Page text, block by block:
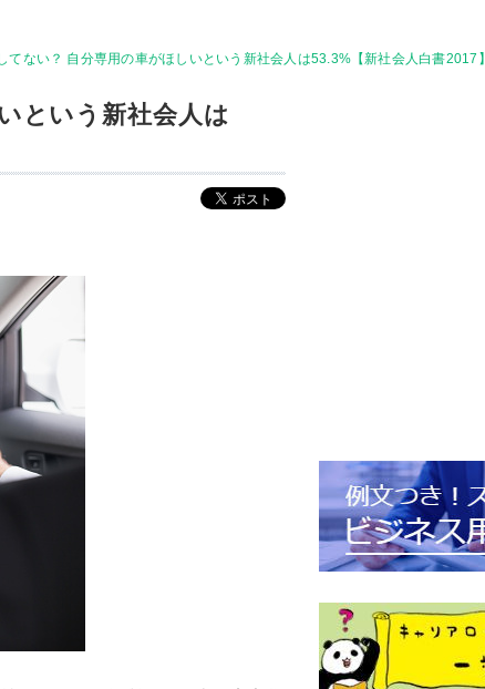
てない？ 自分専用の車がほしいという新社会人は53.3%【新社会人白書2017】
という新社会人は